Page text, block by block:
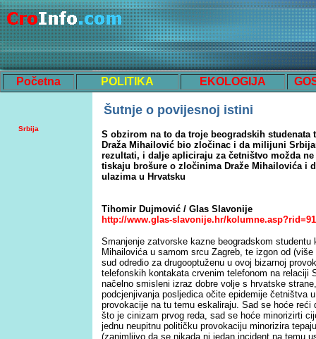
Početna POLITIKA EKOLOGIJA
Srbija
Šutnje o povijesnoj istini
S obzirom na to da troje beogradskih studenata
Draža Mihailović bio zločinac i da milijuni
rezultati, i dalje apliciraju za četništvo možda
tiskaju brošure o zločinima Draže Mihailovića i
ulazima u Hrvatsku
Tihomir Dujmović / Glas Slavonije
http://www.glas-slavonije.hr/
Smanjenje zatvorske kazne beogradskom
Mihailovića u samom srcu Zagreb, te izgon od
sud odredio za drugooptuženu u ovoj bizarnoj
telefonskih kontakata crvenim telefonom na relaciji
načelno smisleni izraz dobre volje s hrvatske
podcjenjivanja posljedica očite epidemije četništva
provokacije na tu temu eskaliraju. Sad se hoće reći
što je cinizam prvog reda, sad se hoće minorizirti
jednu neupitnu političku provokaciju minorizira
(zanimljivo da se nikada ni jedan incident na temu